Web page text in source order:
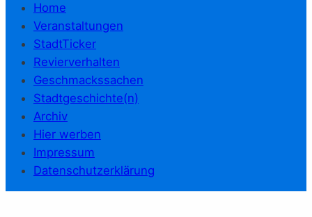
Home
Veranstaltungen
StadtTicker
Revierverhalten
Geschmackssachen
Stadtgeschichte(n)
Archiv
Hier werben
Impressum
Datenschutzerklärung